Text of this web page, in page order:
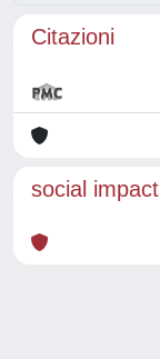
Citazioni
social impact